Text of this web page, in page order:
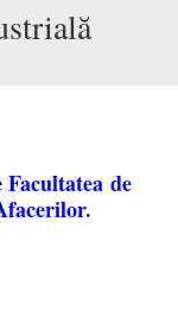
Facultatea de
.